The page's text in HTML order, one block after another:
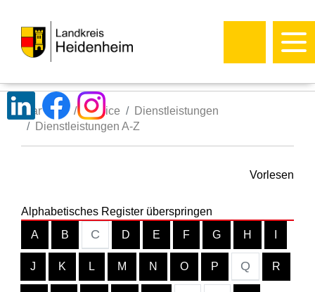
Startseite Service
Dienstleistungen
Dienstleistungen A-Z
Vorlesen
Alphabetisches Register überspringen
A
B C D E F G H
J K L M N O P Q R